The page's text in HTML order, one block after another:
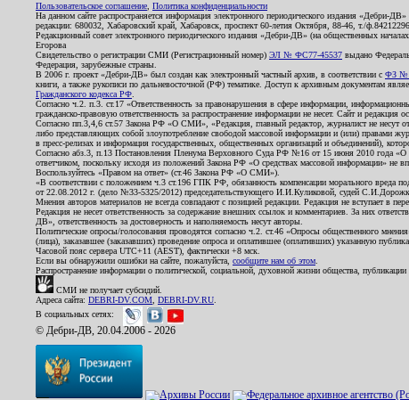
Пользовательское соглашение Политика конфиденциальности
На данном сайте распространяется информация электронного периодического издания
редакции: 680032, Хабаровский край, Хабаровск, проспект 60-летия Октября, 88-46, т./
Редакционный совет электронного периодического издания «Дебри-ДВ» (на
Егорова
Свидетельство о регистрации СМИ (Регистрационный номер) ЭЛ № ФС77-45537 выдано
Федерация, зарубежные страны.
В 2006 г. проект «Дебри-ДВ» был создан как электронный частный архив, в соответствии с ФЗ №
книги, а также рукописи по дальневосточной (РФ) тематике. Доступ к архивным документам
Гражданского кодекса РФ
Согласно ч.2. п.3. ст.17 «Ответственность за правонарушения в сфере информации,
гражданско-правовую ответственность за распространение информации не несет. Сайт и
Согласно пп.3,4,6 ст.57 Закона РФ «О СМИ», «Редакция, главный редактор, журналист не несут
либо представляющих собой злоупотребление свободой массовой информации и (или) правами
в пресс-релизах и информация государственных, общественных организаций и объединений),
Согласно абз.3, п.13 Постановления Пленума Верховного Суда РФ №16 от 15 июня 2010 года «О
ответчиком, поскольку исходя из положений Закона РФ «О средствах массовой информации» не
Воспользуйтесь «Правом на ответ» (ст.46 Закона РФ «О СМИ»).
«В соответствии с положением ч.3 ст.196 ГПК РФ, обязанность компенсации морального вреда
от 22.08.2012 г. (дело №33-5325/2012) председательствующего И.И.Куликовой, судей
Мнения авторов материалов не всегда совпадают с позицией редакции. Редакция не вступает в
Редакция не несет ответственность за содержание внешних ссылок и комментариев. За них
ДВ», ответственность за достоверность и наполняемость несут авторы.
Политические опросы/голосования проводятся согласно ч.2. ст.46 «Опросы общественного
(лица), заказавшее (заказавших) проведение опроса и оплатившее (оплативших) указанную
Часовой пояс сервера UTC+11 (AEST), фактически +8 мск.
Если вы обнаружили ошибки на сайте, пожалуйста, сообщите нам об этом
Распространение информации о политической, социальной, духовной жизни общества,
СМИ не получает субсидий.
Адреса сайта: DEBRI-DV.COM DEBRI-DV.RU
В социальных сетях:
© Дебри-ДВ, 20.04.2006 - 2026